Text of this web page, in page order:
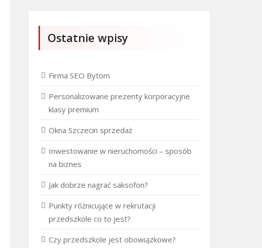
Ostatnie wpisy
Firma SEO Bytom
Personalizowane prezenty korporacyjne
klasy premium
Okna Szczecin sprzedaż
Inwestowanie w nieruchomości – sposób
na biznes
Jak dobrze nagrać saksofon?
Punkty różnicujące w rekrutacji
przedszkole co to jest?
Czy przedszkole jest obowiązkowe?